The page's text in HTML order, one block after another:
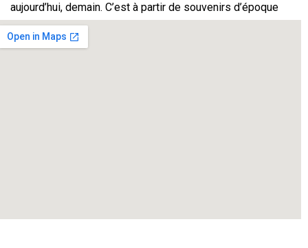
aujourd’hui, demain. C’est à partir de souvenirs d’époque
personnels, de textes d’auteurs, de chansons que le
moment que vous passerez avec nous vous amènera à